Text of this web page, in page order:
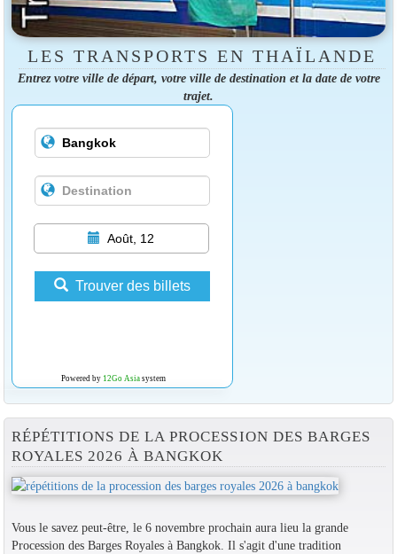
LES TRANSPORTS EN THAÏLANDE
Entrez votre ville de départ, votre ville de destination et la date de votre
trajet.
Août, 12
Trouver des billets
Powered by 12Go Asiasystem
RÉPÉTITIONS DE LA PROCESSION DES BARGES
ROYALES 2026 À BANGKOK
Vous le savez peut-être, le 6 novembre prochain aura lieu la grande
Procession des Barges Royales à Bangkok. Il s'agit d'une tradition